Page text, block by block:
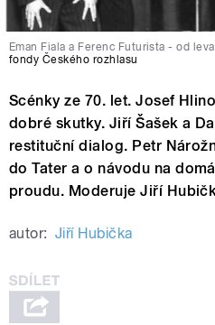
Eman Fiala a Ferenc Futurista - od leva
fondy Českého rozhlasu
Scénky ze 70. let. Josef
dobré skutky. Jiří Šašek a
restituční dialog. Petr
do Tater a o návodu na
proudu. Moderuje Jiří
autor: Jiří Hubička